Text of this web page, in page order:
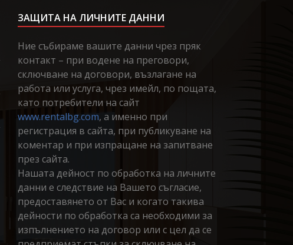
ЗАЩИТА НА ЛИЧНИТЕ ДАННИ
Ние събираме вашите данни чрез пряк
контакт – при водене на преговори,
сключване на договори, възлагане на
работа или услуга, чрез имейл, по пощата,
като потребители на сайт
www.rentalbg.com, а именно при
регистрация в сайта, при публикуване на
коментар и при изпращане на запитване
през сайта.
Нашата дейност по обработка на личните
данни е следствие на Вашето съгласие,
предоставянето от Вас и когато такива
дейности по обработка са необходими за
изпълнението на договор или с цел да се